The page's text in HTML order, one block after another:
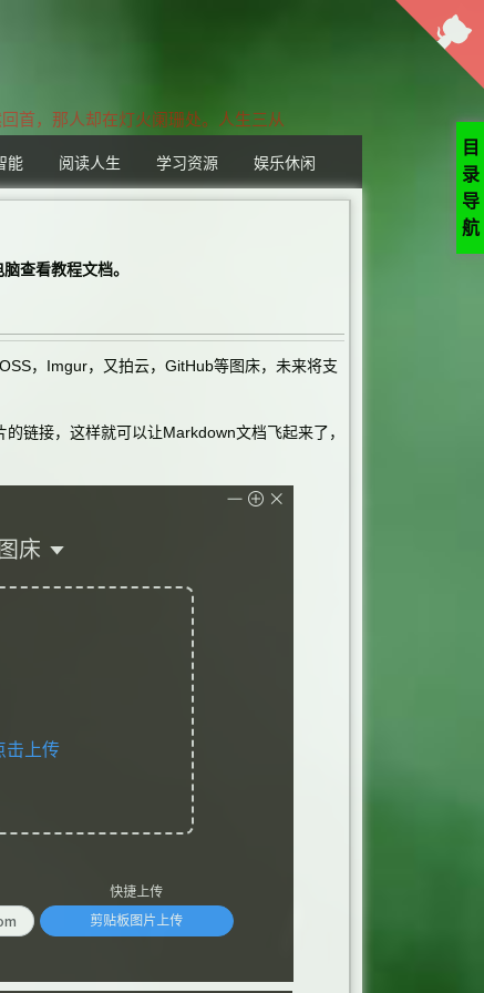
首，那人却在灯火阑珊处。人生三从
能 阅读人生 学习资源 娱乐休闲
查看教程文档。
，Imgur，又拍云， GitHub等图床，未来将支
的链接，这样就可以让Markdown文档飞起来了，
目
录
导
航